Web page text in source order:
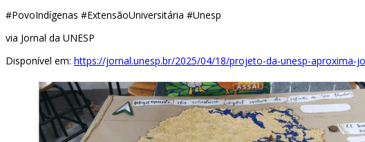
#PovoIndígenas #ExtensãoUniversitária #Unesp
via Jornal da UNESP
Disponível em: https://jornal.unesp.br/2025/04/18/projeto-da-unesp-aproxima-